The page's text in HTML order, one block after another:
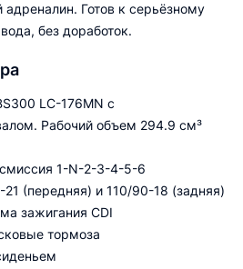
Готов к серьёзному
без доработок.
LC-176MN с
Рабочий объем 294.9 см³
1-N-2-3-4-5-6
(передняя) и 110/90-18 (задняя)
зажигания CDI
тормоза